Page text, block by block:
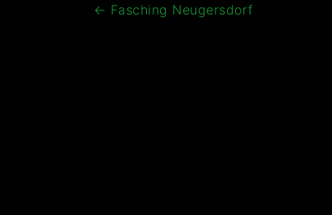
Beitragsnavigation
← Fasching Neugersdorf